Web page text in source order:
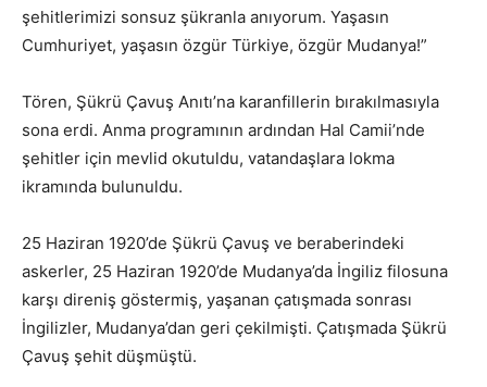
şehitlerimizi sonsuz şükranla anıyorum. Yaşasın
Cumhuriyet, yaşasın özgür Türkiye, özgür Mudanya!”
Tören, Şükrü Çavuş Anıtı’na karanfillerin bırakılmasıyla
sona erdi. Anma programının ardından Hal Camii’nde
şehitler için mevlid okutuldu, vatandaşlara lokma
ikramında bulunuldu.
25 Haziran 1920’de Şükrü Çavuş ve beraberindeki
askerler, 25 Haziran 1920’de Mudanya’da İngiliz filosuna
karşı direniş göstermiş, yaşanan çatışmada sonrası
İngilizler, Mudanya’dan geri çekilmişti. Çatışmada Şükrü
Çavuş şehit düşmüştü.